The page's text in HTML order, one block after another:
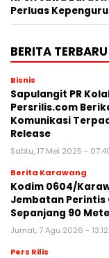
Perluas
BERITA TERBARU
Bisnis
Sapulangit PR
Persrilis.com
Komunikasi
Release
Sabtu, 17 Mei 2025 -
Berita Karawang
Kodim 0604/
Jembatan Perintis
Sepanjang 90
Jumat, 7 Agu 2026 - 13:12
Pers Rilis